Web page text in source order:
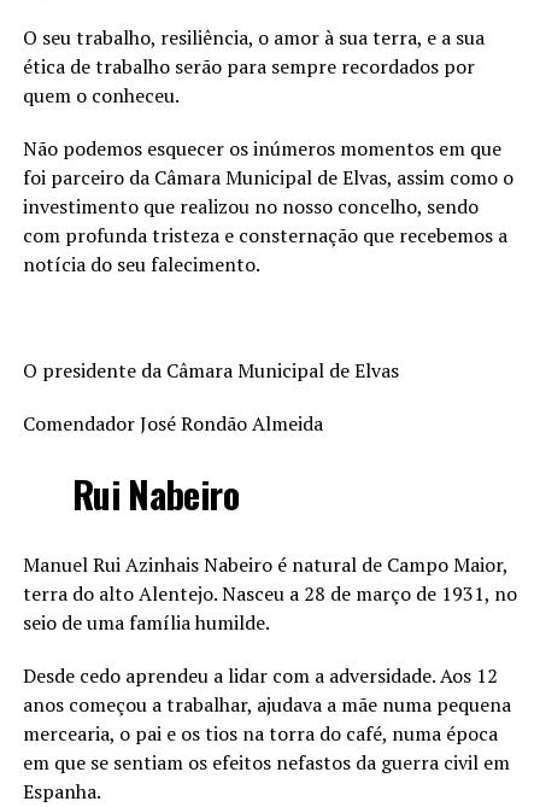
O seu trabalho, resiliência, o amor à sua terra, e a sua
ética de trabalho serão para sempre recordados por
quem o conheceu.
Não podemos esquecer os inúmeros momentos em que
foi parceiro da Câmara Municipal de Elvas, assim como o
investimento que realizou no nosso concelho, sendo
com profunda tristeza e consternação que recebemos a
notícia do seu falecimento.
O presidente da Câmara Municipal de Elvas
Comendador José Rondão Almeida
Rui Nabeiro
Manuel Rui Azinhais Nabeiro é natural de Campo Maior,
terra do alto Alentejo. Nasceu a 28 de março de 1931, no
seio de uma família humilde.
Desde cedo aprendeu a lidar com a adversidade. Aos 12
anos começou a trabalhar, ajudava a mãe numa pequena
mercearia, o pai e os tios na torra do café, numa época
em que se sentiam os efeitos nefastos da guerra civil em
Espanha.